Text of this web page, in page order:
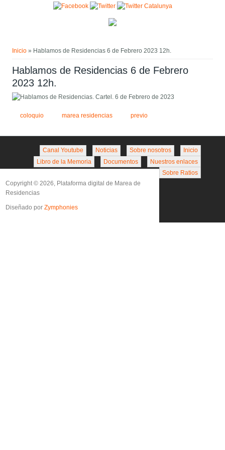
Pasar al contenido principal
Inicio » Hablamos de Residencias 6 de Febrero 2023 12h.
Hablamos de Residencias 6 de Febrero
2023 12h.
coloquio marea residencias previo
Inicio
Sobre nosotros
Noticias
Canal Youtube
Nuestros enlaces
Documentos
Libro de la Memoria
Sobre Ratios
Copyright © 2026, Plataforma digital de Marea de
Residencias
Diseñado porZymphonies